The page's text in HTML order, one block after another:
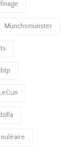
Münchsmünster
btp